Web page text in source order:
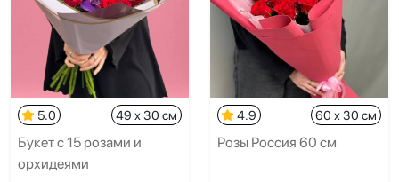
5.0 49 x 30 см
Букет с 15 розами и
орхидеями
4.9 60 x 30 см
Розы Россия 60 см